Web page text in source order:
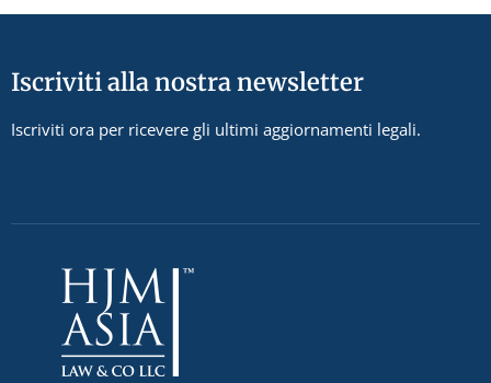
Iscriviti alla nostra newsletter
Iscriviti ora per ricevere gli ultimi aggiornamenti legali.